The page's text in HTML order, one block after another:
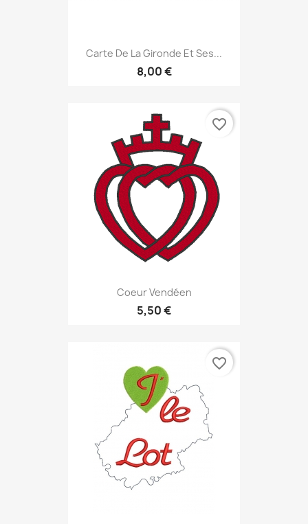
Carte De La Gironde Et Ses...
8,00 €
Coeur Vendéen
5,50 €
favorite_border
favorite_border